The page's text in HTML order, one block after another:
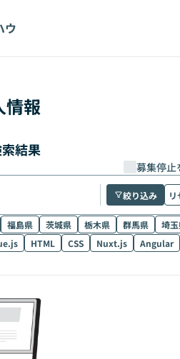
ウ
情報
結果
募集停止
絞り込み リ
福島県 茨城県 栃木県 群馬県 埼
HTML CSS Nuxt.js Angular